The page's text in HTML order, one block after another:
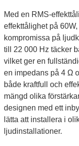
Med en RMS-
effekttålighet på
kompromissa på
till 22 000 Hz täcker
vilket ger en
en impedans på 4 Ω
både kraftfull och
mängd olika
designen med ett
lätta att installera i
ljudinstallationer.